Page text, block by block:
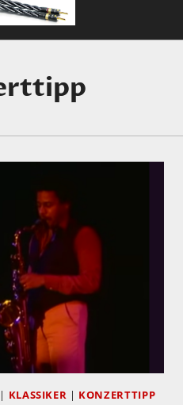
| KLASSIKER | KONZERTTIPP